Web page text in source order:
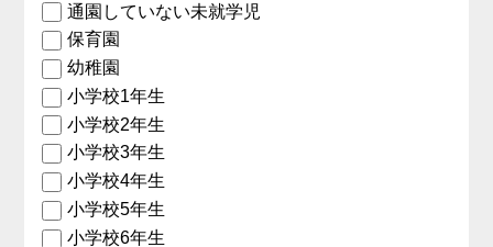
通園していない未就学児
保育園
幼稚園
小学校1年生
小学校2年生
小学校3年生
小学校4年生
小学校5年生
小学校6年生